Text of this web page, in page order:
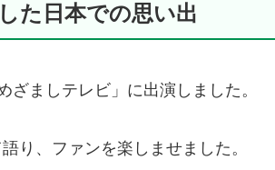
た日本での思い出
ましテレビ」に出演しました。
り、ファンを楽しませました。